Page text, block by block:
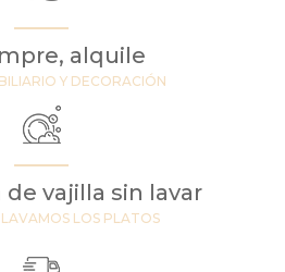
alquile
Y DECORACIÓN
vajilla sin lavar
LOS PLATOS